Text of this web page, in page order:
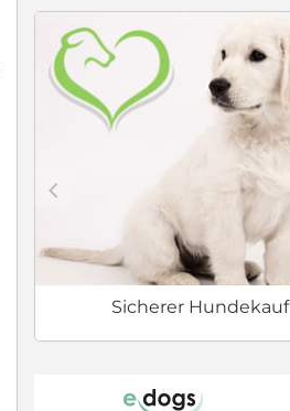
Sicherer Hundekauf
c